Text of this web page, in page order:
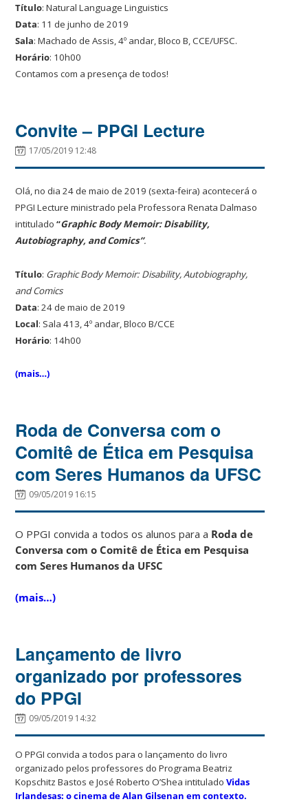
Título: Natural Language Linguistics
Data: 11 de junho de 2019
Sala: Machado de Assis, 4º andar, Bloco B, CCE/UFSC.
Horário: 10h00
Contamos com a presença de todos!
Convite – PPGI Lecture
17/05/2019 12:48
Olá, no dia 24 de maio de 2019 (sexta-feira) acontecerá o
PPGI Lecture ministrado pela Professora Renata Dalmaso
intitulado“Graphic Body Memoir: Disability,
Autobiography, and Comics”.
Título: Graphic Body Memoir: Disability, Autobiography,
and Comics
Data: 24 de maio de 2019
Local: Sala 413, 4º andar, Bloco B/CCE
Horário: 14h00
(mais…)
Roda de Conversa com o
Comitê de Ética em Pesquisa
com Seres Humanos da UFSC
09/05/2019 16:15
O PPGI convida a todos os alunos para a Roda de
Conversa com o Comitê de Ética em Pesquisa
com Seres Humanos da UFSC
(mais…)
Lançamento de livro
organizado por professores
do PPGI
09/05/2019 14:32
O PPGI convida a todos para o lançamento do livro
organizado pelos professores do Programa Beatriz
Kopschitz Bastos e José Roberto O’Shea intituladoVidas
Irlandesas: o cinema de Alan Gilsenan em contexto.